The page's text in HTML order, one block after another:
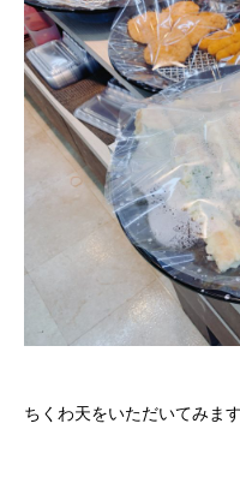
ちくわ天をいただいてみます